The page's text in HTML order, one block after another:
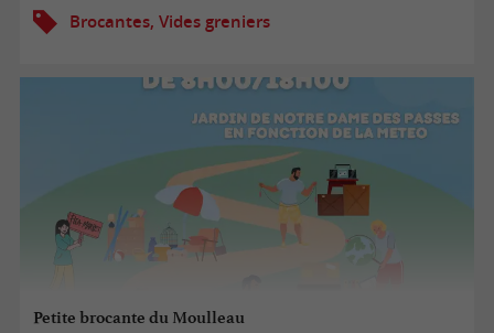
Brocantes, Vides greniers
Petite brocante du Moulleau